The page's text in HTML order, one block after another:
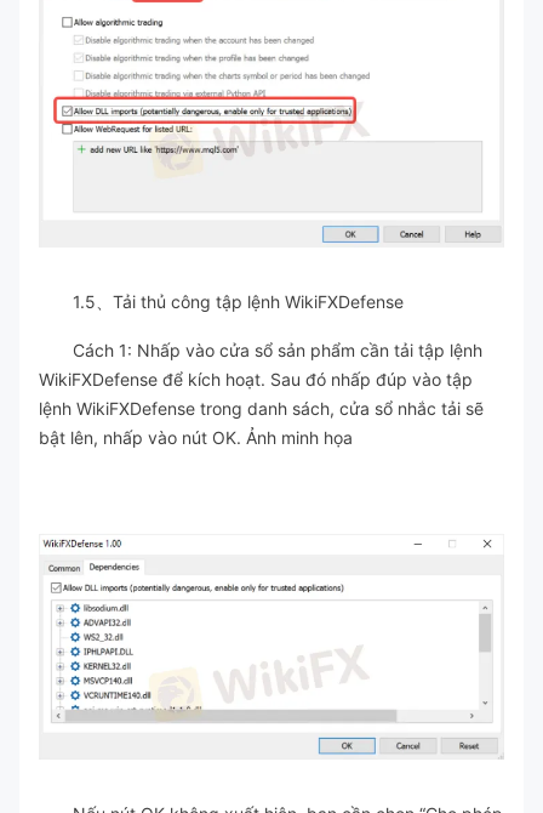
1.5、Tải thủ công tập lệnh WikiFXDefense
Cách 1: Nhấp vào cửa sổ sản phẩm cần tải tập lệnh
WikiFXDefense để kích hoạt. Sau đó nhấp đúp vào tập
lệnh WikiFXDefense trong danh sách, cửa sổ nhắc tải sẽ
bật lên, nhấp vào nút OK. Ảnh minh họa